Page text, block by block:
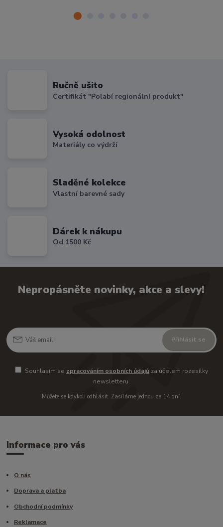
Ručně ušito
Certifikát "Polabí regionální produkt"
Vysoká odolnost
Materiály co výdrží
Sladěné kolekce
Vlastní barevné sady
Dárek k nákupu
Od 1500 Kč
Nepropásněte novinky, akce a slevy!
Přihlásit se
Souhlasím se zpracováním osobních údajůza účelem rozesílky
newsletteru.
Můžete se kdykoli odhlásit. Zasíláme jednou za 14 dní.
Informace pro vás
O nás
Doprava a platba
Obchodní podmínky
Reklamace